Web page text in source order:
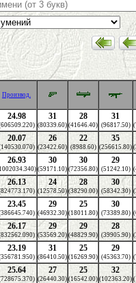
Производ.
24.98 31
(80339.60)
28
(41646.40)
31
(96817.50)
20.07 26
(23422.60)
22
(8988.60)
35
(256615.80)
26.93 30
(59171.10)
30
(72356.80)
29
(51242.10)
26.13 24
(12578.50)
28
(38290.00)
30
(58342.30)
23.45 29
(46932.30)
25
(18011.80)
30
(73389.80)
26.17 29
(53569.20)
29
(48829.90)
28
(39905.90)
23.19 31
(86410.50)
25
(16269.90)
29
(45363.70)
25.64 27
(26440.30)
25
(16542.00)
32
(102363.20)